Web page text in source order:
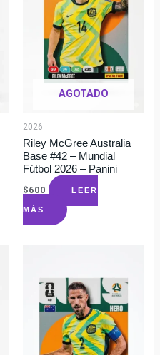
AGOTADO
2026
Riley McGree Australia
Base #42 – Mundial
Fútbol 2026 – Panini
$600 LEER
MÁS